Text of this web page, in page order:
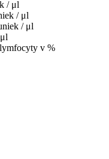
/ μl
/ μl
/ μl
v %